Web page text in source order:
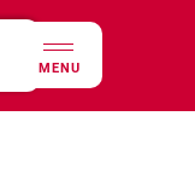
MENU